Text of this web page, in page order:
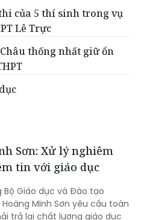
của 5 thí sinh trong vụ
Lê Trực
thống nhất giữ ổn
Sơn: Xử lý nghiêm
tin với giáo dục
Bộ Giáo dục và Đào tạo
Minh Sơn yêu cầu toàn
trả lại chất lượng giáo dục